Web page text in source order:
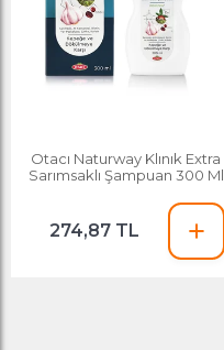
Otacı Naturway Klınık Extra
Sarımsaklı Şampuan 300 Ml
274,87 TL